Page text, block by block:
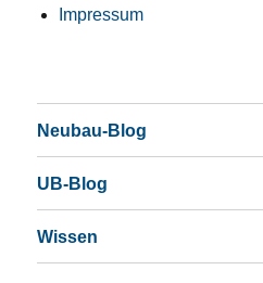
Impressum
Neubau-Blog
UB-Blog
Wissen